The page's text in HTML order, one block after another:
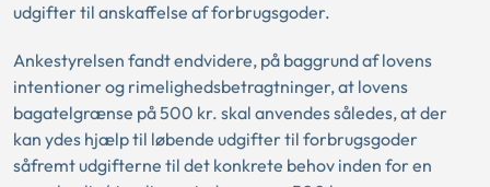
udgifter til anskaffelse af forbrugsgoder.
Ankestyrelsen fandt endvidere, på baggrund af lovens
intentioner og rimelighedsbetragtninger, at lovens
bagatelgrænse på 500 kr. skal anvendes således, at der
kan ydes hjælp til løbende udgifter til forbrugsgoder
såfremt udgifterne til det konkrete behov inden for en